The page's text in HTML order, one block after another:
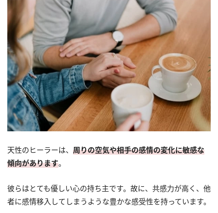
天性のヒーラーは、 周りの空気や相手の感情の変化に敏感な
傾向があります。
彼らはとても優しい心の持ち主です。故に、共感力が高く、他
者に感情移入してしまうような豊かな感受性を持っています。